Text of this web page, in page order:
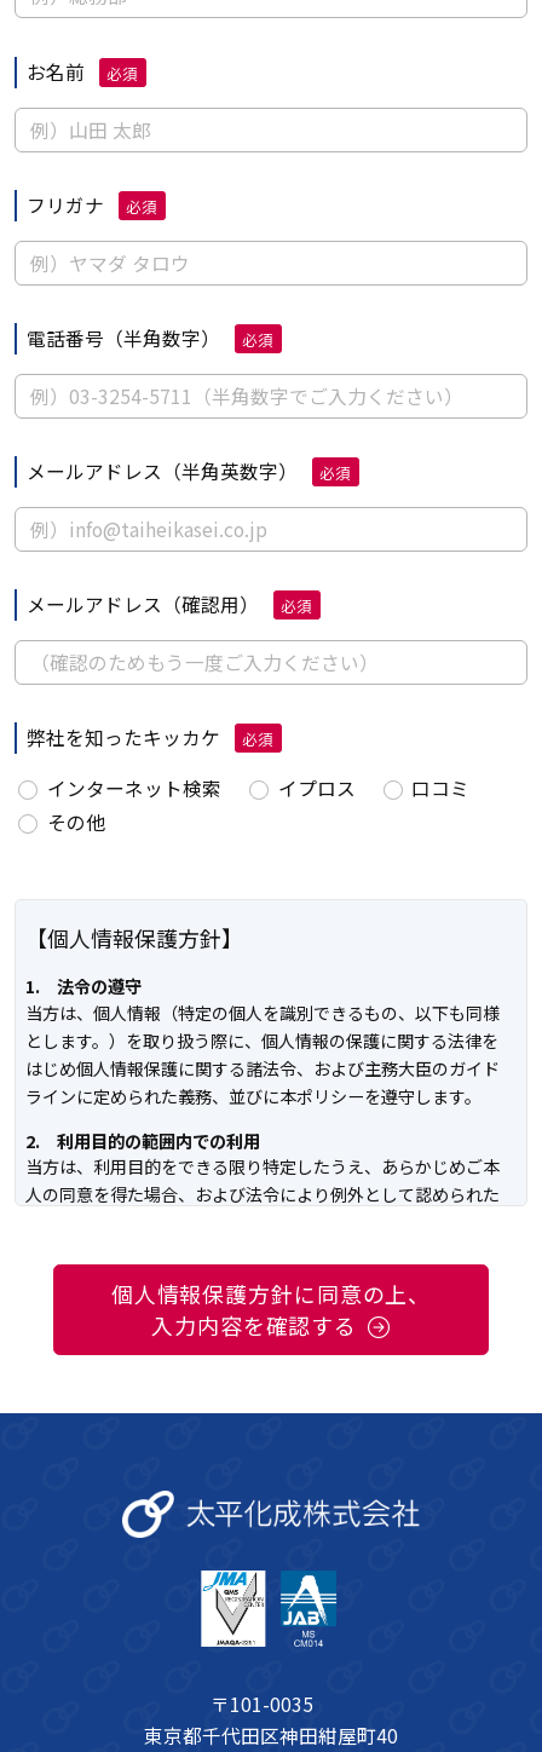
お名前 必須
フリガナ 必須
電話番号 （半角数字） 必須
メールアドレス （半角英数字） 必須
メールアドレス（確認用） 必須
弊社を知ったキッカケ 必須
インターネット検索 イプロス
口コミ
その他
【個人情報保護方針】
1. 法令の遵守
当方は、個人情報（特定の個人を識別できるもの、以下も同様
とします。）を取り扱う際に、個人情報の保護に関する法律を
はじめ個人情報保護に関する諸法令、および主務大臣のガイド
ラインに定められた義務、並びに本ポリシーを遵守します。
2. 利用目的の範囲内での利用
当方は、利用目的をできる限り特定したうえ、あらかじめご本
人の同意を得た場合、および法令により例外として認められた
3. 利用目的等の明示・公表
当方は、あらかじめ利用目的、共同利用者の範囲、お問い合わ
せ窓口等の必要な情報を明示し、同意を得たうえで個人情報を
4. 安全管理措置
新の内容に保つよう努め、不正なアクセス、改ざん、漏えいな
どから守るべく、現時点での技術水準に合わせた必要かつ適切
な安全管理措置を講じます。
当方は、法令により例外として認められた場合を除き、ご本人
の同意を得ることなく、取得時に明示した共同利用者以外の第
個人情報保護方針に同意の上、
入力内容を確認する
〒101-0035
東京都千代田区神田紺屋町40